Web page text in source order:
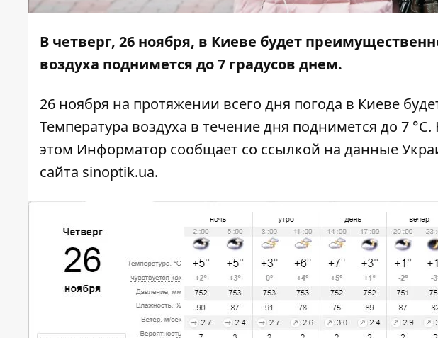
В четверг, 26 ноября, в Киеве будет
воздуха поднимется до 7 градусов днем.
26 ноября на протяжении всего дня погода в Киеве
Температура воздуха в течение дня поднимется до 7
этом Информатор сообщает со ссылкой на данные
сайта sinoptik.ua.